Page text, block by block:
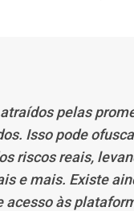
pelas
Isso pode
riscos reais,
e mais. Existe
acesso às